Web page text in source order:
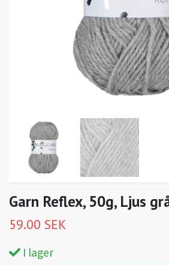
Garn Reflex, 50g, Ljus
59.00 SEK
I lager